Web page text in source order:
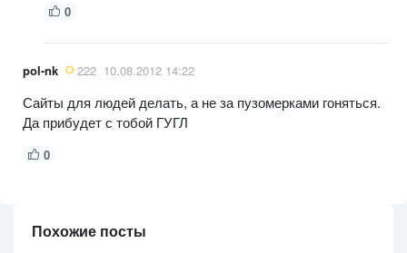
0
pol-nk 222 10.08.2012 14:22
Сайты для людей делать, а не за пузомерками гоняться.
Да прибудет с тобой ГУГЛ
0
Похожие посты